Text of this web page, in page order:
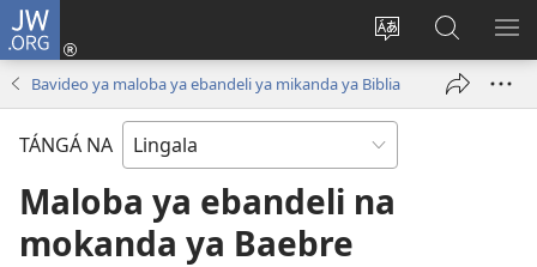
JW.ORG
Tyá
monɔkɔ
mosusu
Kokɔta
na
site
fenɛtrɛ
Luká
JW.ORG
Bavideo ya maloba ya ebandeli ya mikanda ya Biblia
TÁNGÁ NA
Maloba ya ebandeli na
mokanda ya Baebre